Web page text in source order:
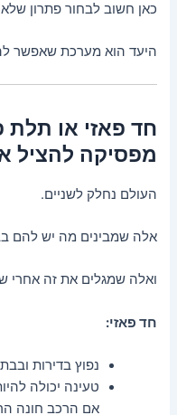
כאן חשוב לבחור פתרון
היעד הוא מערכת שאפשר
חד פאזי או
מפסיקה להציל
העולם נחלק לשניים.
אלה שמבינים מה יש להם
ואלה שמגלים את זה אחרי
חד פאזי:
נפוץ בדירות
טעינה יכולה
אם הרכב חונה